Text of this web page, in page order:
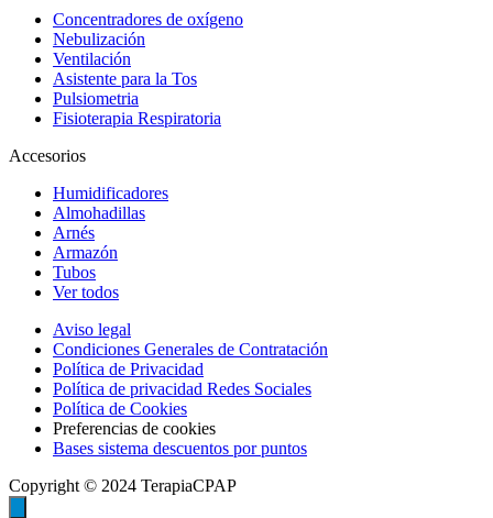
Concentradores de oxígeno
Nebulización
Ventilación
Asistente para la Tos
Pulsiometria
Fisioterapia Respiratoria
Accesorios
Humidificadores
Almohadillas
Arnés
Armazón
Tubos
Ver todos
Aviso legal
Condiciones Generales de Contratación
Política de Privacidad
Política de privacidad Redes Sociales
Política de Cookies
Preferencias de cookies
Bases sistema descuentos por puntos
Copyright © 2024 TerapiaCPAP